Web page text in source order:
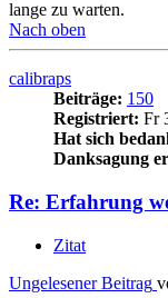
lange zu warten.
Nach oben
calibraps
Beiträge: 150
Registriert: Fr
Hat sich
Danksagung
Re: Erfahrung
Zitat
Ungelesener Beitrag